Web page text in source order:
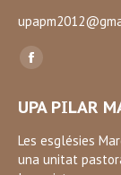
Find us on:
Facebook
opens
in
new
UPA PILAR
Les esglésies
una unitat